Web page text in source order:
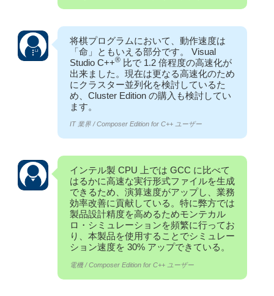
将棋プログラムにおいて、動作速度は
「命」ともいえる部分です。 Visual
Studio C++® 比で 1.2 倍程度の高速化が
出来ました。現在は更なる高速化のため
にクラスター並列化を検討しているた
め、Cluster Edition の購入も検討してい
ます。
IT 業界 / Composer Edition for C++ ユーザー
インテル製 CPU 上では GCC に比べて
はるかに高速な実行形式ファイルを生成
できるため、演算速度がアップし、業務
効率改善に貢献している。特に弊方では
製品設計精度を高めるためモンテカル
ロ・シミュレーションを頻繁に行ってお
り、本製品を使用することでシミュレー
ション速度を 30% アップできている。
電機 / Composer Edition for C++ ユーザー